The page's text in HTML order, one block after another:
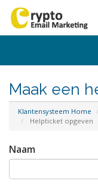
Maak een
Klantensysteem Home
Helpticket opgeven
Naam